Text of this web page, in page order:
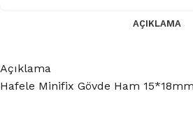
AÇIKLAMA
Açıklama
Hafele Minifix Gövde Ham 15*18mm